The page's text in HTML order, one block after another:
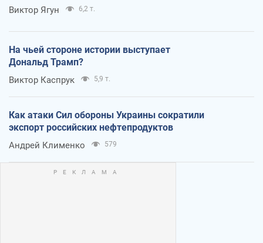
Виктор Ягун 6,2 т.
На чьей стороне истории выступает
Дональд Трамп?
Виктор Каспрук 5,9 т.
Как атаки Сил обороны Украины сократили
экспорт российских нефтепродуктов
Андрей Клименко 579